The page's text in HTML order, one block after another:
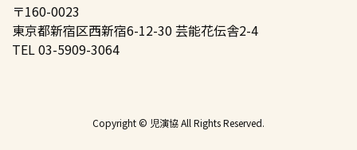
〒160-0023
東京都新宿区西新宿6-12-30 芸能花伝舎2-4
TEL 03-5909-3064
Copyright © 児演協All Rights Reserved.